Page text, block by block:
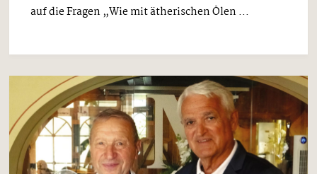
auf die Fragen „Wie mit ätherischen Ölen ...